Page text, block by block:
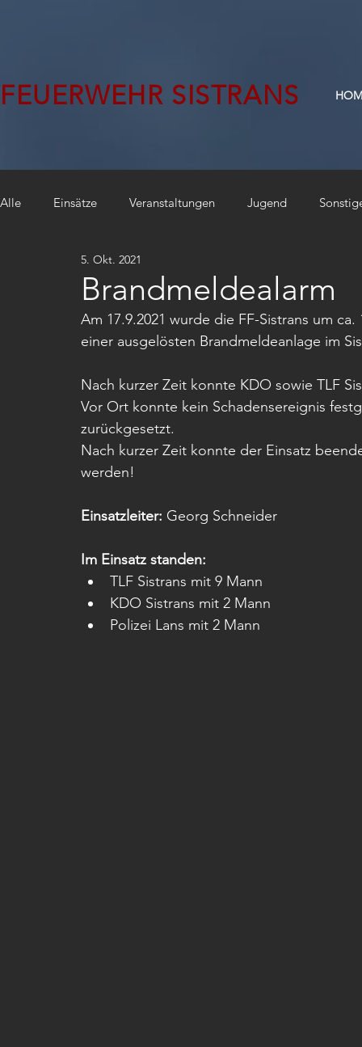
FEUERWEHR SISTRANS
Alle Einsätze Veranstaltungen Jugend
Brandmeldealarm
5. Okt. 2021
Am 17.9.2021 wurde die FF-Sistrans um
einer ausgelösten Brandmeldeanlage im
Nach kurzer Zeit konnte KDO sowie TLF
Vor Ort konnte kein Schadensereignis
zurückgesetzt.
Nach kurzer Zeit konnte der Einsatz
werden!
Einsatzleiter: Georg Schneider
Im Einsatz standen:
TLF Sistrans mit 9 Mann
KDO Sistrans mit 2 Mann
Polizei Lans mit 2 Mann